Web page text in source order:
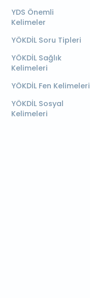
YDS Önemli
Kelimeler
YÖKDİL Soru Tipleri
YÖKDİL Sağlık
Kelimeleri
YÖKDİL Fen Kelimeleri
YÖKDİL Sosyal
Kelimeleri